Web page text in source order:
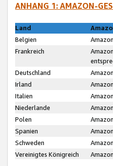
ANHANG 1: AMAZON-
Land
Belgien
Frankreich
Deutschland
Irland
Italien
Niederlande
Polen
Spanien
Schweden
Vereinigtes Königreich